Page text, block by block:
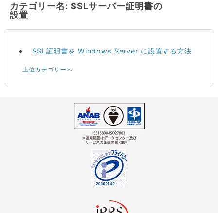
カテゴリー名: SSLサーバー証明書の
設置
SSL証明書を Windows Server に設置する方法
上位カテゴリーへ